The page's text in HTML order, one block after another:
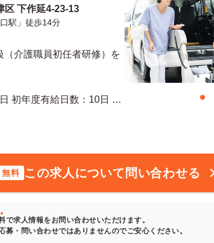
区 下作延4-23-13
駅」徒歩14分
（介護職員初任者研修）を
最
無料 この求人について問い合わせる
で求人情報をお問い合わせいただけます。
募・問い合わせではありませんのでご安心ください。